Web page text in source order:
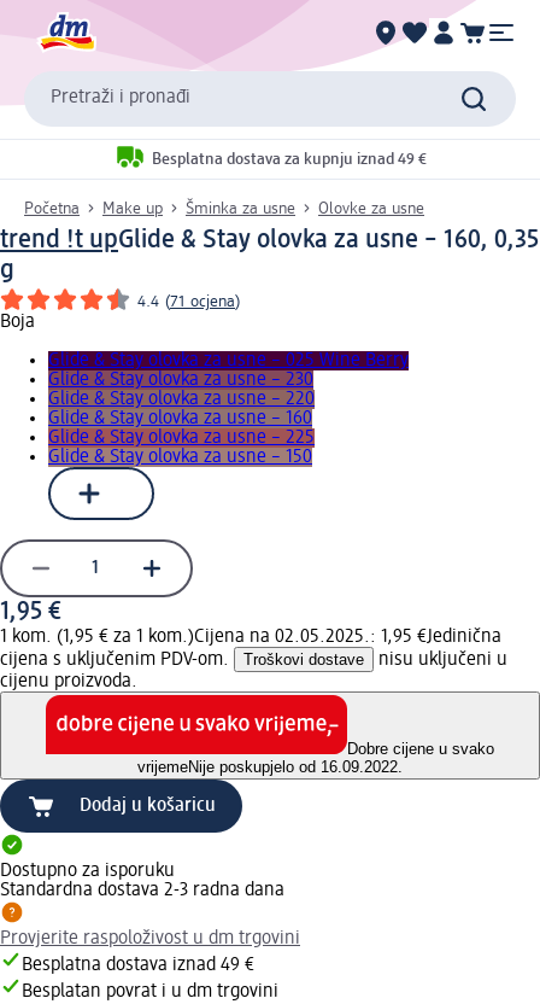
Pretraži i pronađi
Besplatna dostava za kupnju iznad 49 €
Početna Make up Šminka za usne Olovke za usne
trend !t upGlide & Stay olovka za usne – 160, 0,35
g
4.4 (71 ocjena)
Boja
Glide & Stay olovka za usne – 025 Wine Berry
Glide & Stay olovka za usne – 230
Glide & Stay olovka za usne – 220
Glide & Stay olovka za usne – 160
Glide & Stay olovka za usne – 225
Glide & Stay olovka za usne – 150
1,95 €
1 kom. (1,95 € za 1 kom.)Cijena na 02.05.2025.: 1,95 €Jedinična
cijena s uključenim PDV-om.
Troškovi dostave
nisu uključeni u
cijenu proizvoda.
Dobre cijene u svako
vrijemeNije poskupjelo od 16.09.2022.
Dodaj u košaricu
Dostupno za isporuku
Standardna dostava 2-3 radna dana
Provjerite raspoloživost u dm trgovini
Besplatna dostava iznad 49 €
Besplatan povrat i u dm trgovini